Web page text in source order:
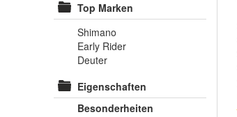
Top Marken
Shimano
Early Rider
Deuter
Eigenschaften
Besonderheiten